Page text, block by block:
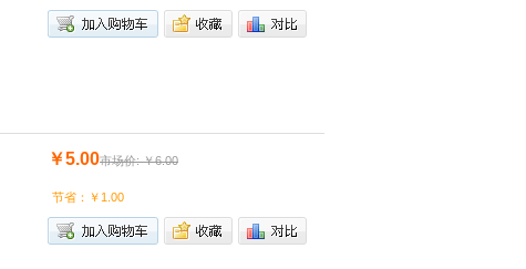
￥5.00市场价: ￥6.00
节省：￥1.00